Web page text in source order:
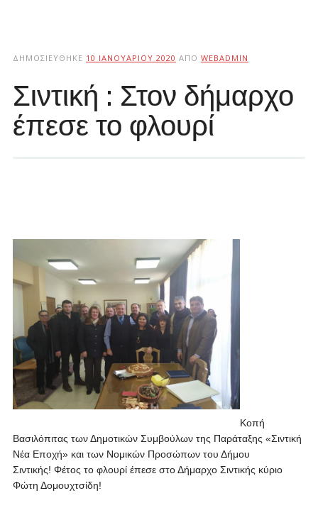
ΔΗΜΟΣΙΕΎΘΗΚΕ 10 ΙΑΝΟΥΑΡΊΟΥ 2020 ΑΠΌ WEBADMIN
Σιντική : Στον δήμαρχο
έπεσε το φλουρί
Κοπή
Βασιλόπιτας των Δημοτικών Συμβούλων της Παράταξης «Σιντική
Νέα Εποχή» και των Νομικών Προσώπων του Δήμου
Σιντικής! Φέτος το φλουρί έπεσε στο Δήμαρχο Σιντικής κύριο
Φώτη Δομουχτσίδη!